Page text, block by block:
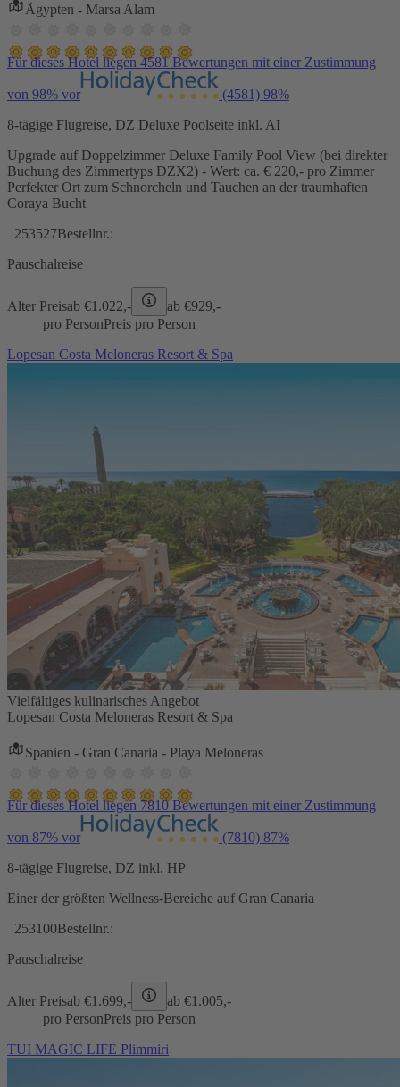
Ägypten - Marsa Alam
Für dieses Hotel liegen 4581 Bewertungen mit einer Zustimmung
von 98% vor (4581) 98%
8-tägige Flugreise, DZ Deluxe Poolseite inkl. AI
Upgrade auf Doppelzimmer Deluxe Family Pool View (bei direkter
Buchung des Zimmertyps DZX2) - Wert: ca. € 220,- pro Zimmer
Perfekter Ort zum Schnorcheln und Tauchen an der traumhaften
Coraya Bucht
253527Bestellnr.:
Pauschalreise
Alter Preisab €1.022,- ab €929,-
pro PersonPreis pro Person
Lopesan Costa Meloneras Resort & Spa
Vielfältiges kulinarisches Angebot
Lopesan Costa Meloneras Resort & Spa
Spanien - Gran Canaria - Playa Meloneras
Für dieses Hotel liegen 7810 Bewertungen mit einer Zustimmung
von 87% vor (7810) 87%
8-tägige Flugreise, DZ inkl. HP
Einer der größten Wellness-Bereiche auf Gran Canaria
253100Bestellnr.:
Pauschalreise
Alter Preisab €1.699,- ab €1.005,-
pro PersonPreis pro Person
TUI MAGIC LIFE Plimmiri